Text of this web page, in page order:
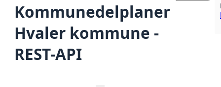
Kommunedelplaner
Hvaler kommune -
REST-API